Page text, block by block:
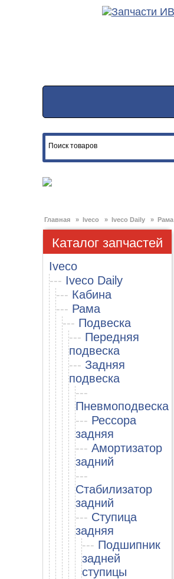
Главная » Iveco » Iveco Daily » Рама
Каталог запчастей
Iveco
--- Iveco Daily
--- Кабина
--- Рама
--- Подвеска
--- Передняя
подвеска
--- Задняя
подвеска
---
Пневмоподвеска
--- Рессора
задняя
--- Амортизатор
задний
---
Стабилизатор
задний
--- Ступица
задняя
--- Подшипник
задней
ступицы